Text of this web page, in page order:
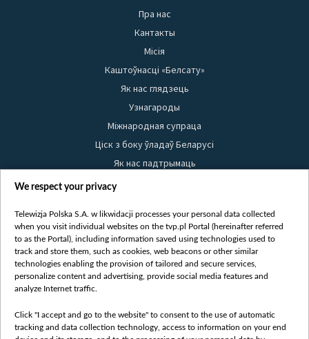
Пра нас
Кантакты
Місія
Каштоўнасці «Белсату»
Як нас глядзець
Узнагароды
Міжнародная супраца
Ціск з боку ўладаў Беларусі
Як нас падтрымаць
Правілы выкарыстання матэрыялаў
Бяспека
Youtube
Белсат news
Белсат Shorts
Жэстачайшы мульт
Belsat English
We respect your privacy
Telewizja Polska S.A. w likwidacji processes your personal data collected
when you visit individual websites on the tvp.pl Portal (hereinafter referred
to as the Portal), including information saved using technologies used to
track and store them, such as cookies, web beacons or other similar
technologies enabling the provision of tailored and secure services,
personalize content and advertising, provide social media features and
analyze Internet traffic.
Click "I accept and go to the website" to consent to the use of automatic
tracking and data collection technology, access to information on your end